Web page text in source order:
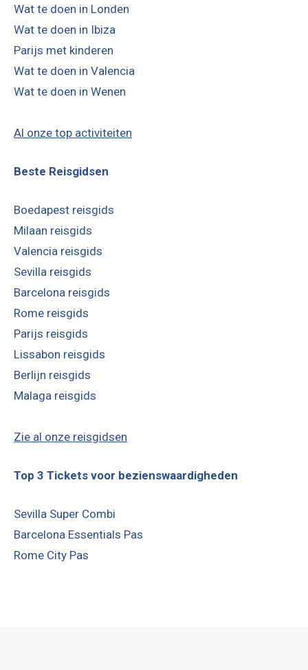
Wat te doen in Londen
Wat te doen in Ibiza
Parijs met kinderen
Wat te doen in Valencia
Wat te doen in Wenen
Al onze top activiteiten
Beste Reisgidsen
Boedapest reisgids
Milaan reisgids
Valencia reisgids
Sevilla reisgids
Barcelona reisgids
Rome reisgids
Parijs reisgids
Lissabon reisgids
Berlijn reisgids
Malaga reisgids
Zie al onze reisgidsen
Top 3 Tickets voor bezienswaardigheden
Sevilla Super Combi
Barcelona Essentials Pas
Rome City Pas